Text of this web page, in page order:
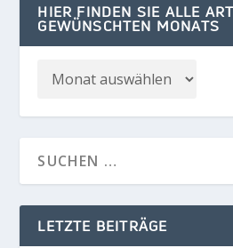
HIER FINDEN SIE ALLE
GEWÜNSCHTEN MONATS
LETZTE BEITRÄGE